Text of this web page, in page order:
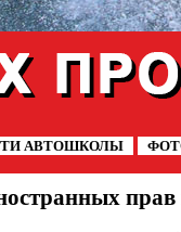
АВТОШКОЛЫ
прав